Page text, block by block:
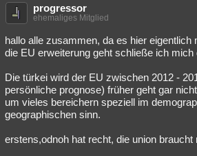
progressor
ehemaliges Mitglied
hallo alle zusammen, da es hier eigentlich
die EU erweiterung geht schließe ich
Die türkei wird der EU zwischen 2012 -
persönliche prognose) früher geht gar
um vieles bereichern speziell im
geographischen sinn.
erstens,odnoh hat recht, die union braucht